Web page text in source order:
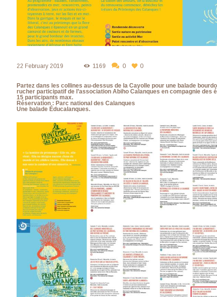
22 February 2019 1169 0 0
Partez dans les collines au-dessus de la Cayolle pour une balade
rucher participatif de l’association Abiho Calanques en compagnie des
15 participants max.
Réservation : Parc national des Calanques
Une balade Éducalanques.